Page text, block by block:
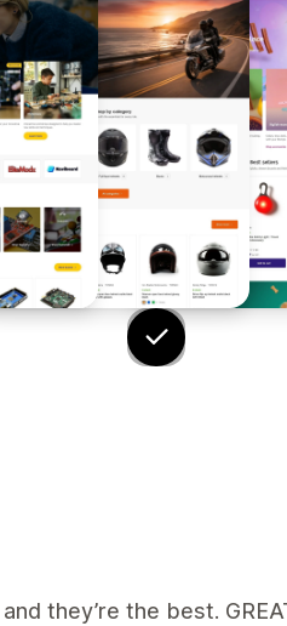
they’re the best.